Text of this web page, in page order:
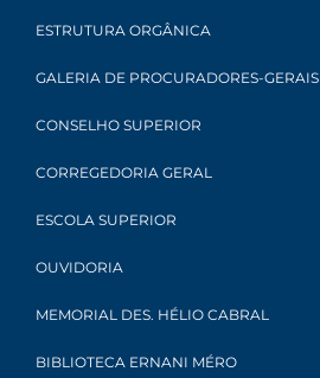
ESTRUTURA ORGÂNICA
GALERIA DE PROCURADORES-GERAIS
CONSELHO SUPERIOR
CORREGEDORIA GERAL
ESCOLA SUPERIOR
OUVIDORIA
MEMORIAL DES. HÉLIO CABRAL
BIBLIOTECA ERNANI MÉRO